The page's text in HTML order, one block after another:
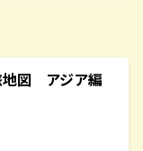
図 アジア編